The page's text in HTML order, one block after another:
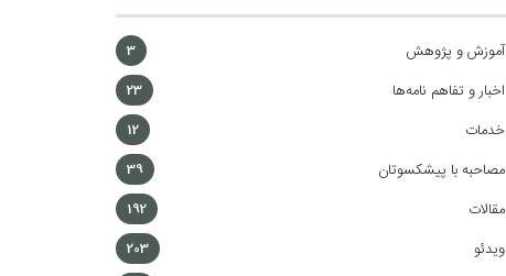
آموزش و پژوهش 3
اخبار و تفاهم نامه‌ها 23
خدمات 12
مصاحبه با پیشکسوتان 39
مقالات 192
ویدئو 203